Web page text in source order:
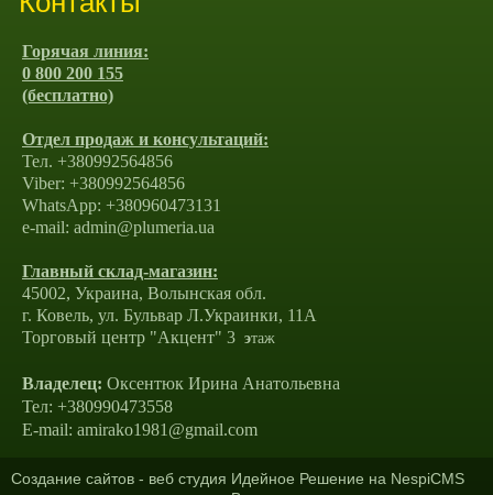
Горячая линия:
0 800 200 155
(бесплатно)
Отдел продаж и консультаций:
Тел. +380992564856
Viber: +380992564856
WhatsApp: +380960473131
e-mail: admin@plumeria.ua
Главный склад-магазин:
45002, Украина, Волынская обл.
г. Ковель, ул. Бульвар Л.Украинки, 11А
Торговый центр "Акцент" 3 этаж
Владелец: Оксентюк Ирина Анатольевна
Тел: +380990473558
E-mail: amirako1981@gmail.com
Создание сайтов - веб студия Идейное Решение на NespiCMS